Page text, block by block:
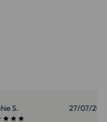
27/07/2026